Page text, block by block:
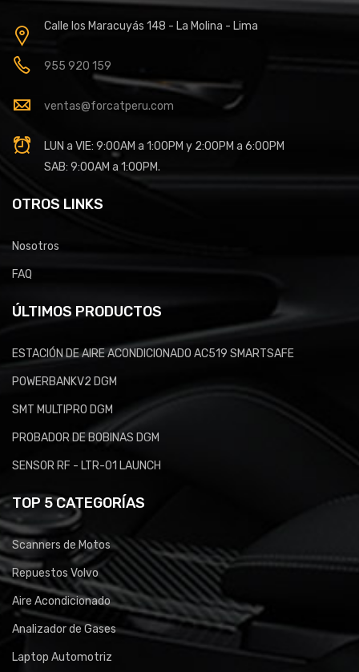
Calle los Maracuyás 148 - La Molina - Lima
955 920 159
ventas@forcatperu.com
LUN a VIE: 9:00AM a 1:00PM y 2:00PM a 6:00PM
SAB: 9:00AM a 1:00PM.
OTROS LINKS
Nosotros
FAQ
ÚLTIMOS PRODUCTOS
ESTACIÓN DE AIRE ACONDICIONADO AC519 SMARTSAFE
POWERBANKV2 DGM
SMT MULTIPRO DGM
PROBADOR DE BOBINAS DGM
SENSOR RF - LTR-01 LAUNCH
TOP 5 CATEGORÍAS
Scanners de Motos
Repuestos Volvo
Aire Acondicionado
Analizador de Gases
Laptop Automotriz